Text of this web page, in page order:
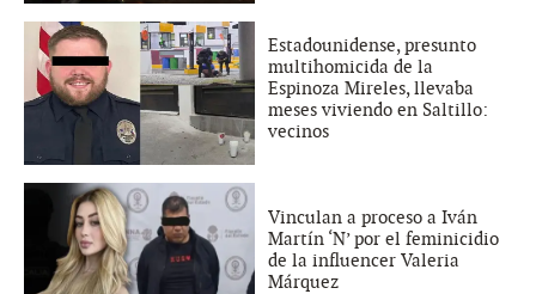
Estadounidense, presunto
multihomicida de la
Espinoza Mireles, llevaba
meses viviendo en Saltillo:
vecinos
Vinculan a proceso a Iván
Martín ‘N’ por el feminicidio
de la influencer Valeria
Márquez